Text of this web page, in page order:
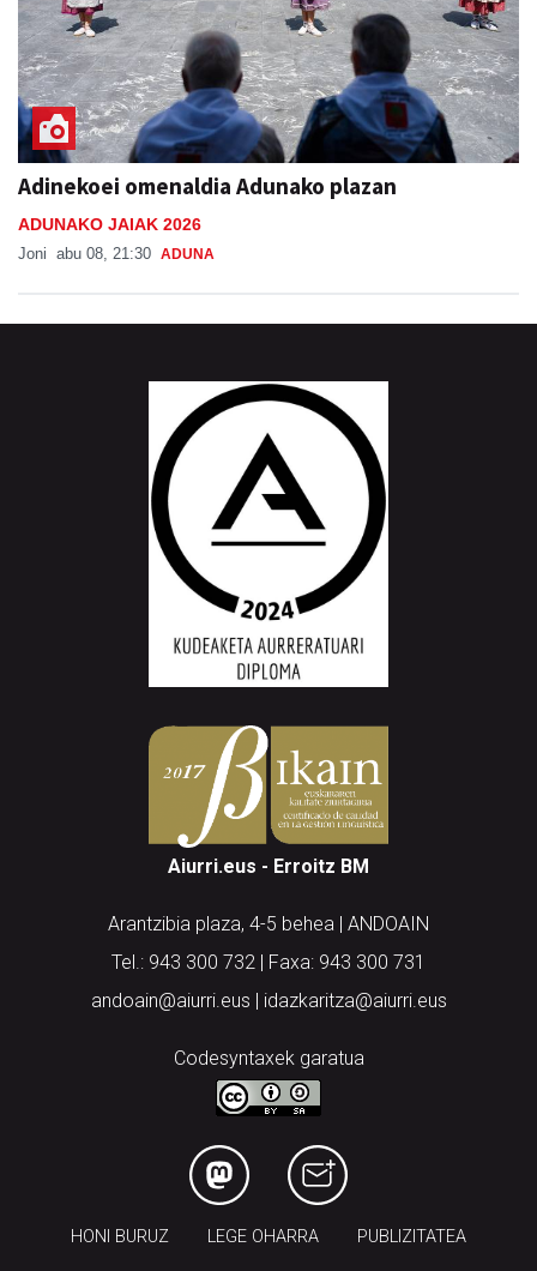
Adinekoei omenaldia Adunako plazan
ADUNAKO JAIAK 2026
Joni abu 08, 21:30 ADUNA
Aiurri.eus - Erroitz BM
Arantzibia plaza, 4-5 behea | ANDOAIN
Tel.: 943 300 732 | Faxa: 943 300 731
andoain@aiurri.eus | idazkaritza@aiurri.eus
Codesyntaxek garatua
HONI BURUZ LEGE OHARRA PUBLIZITATEA